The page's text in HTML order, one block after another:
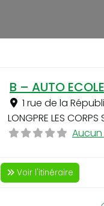
B – AUTO
1 rue de la
LONGPRE LES CORPS
Voir l'itinéraire